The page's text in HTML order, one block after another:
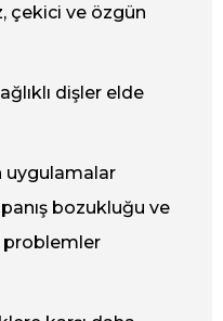
çekici ve özgün
dişler elde
uygulamalar
bozukluğu ve